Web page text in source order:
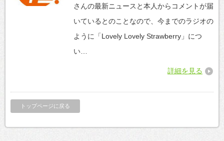
さんの最新ニュースと本人からコメントが届
いているとのことなので、今までのラジオの
ように「Lovely Lovely Strawberry」につ
い…
詳細を見る
トップページに戻る